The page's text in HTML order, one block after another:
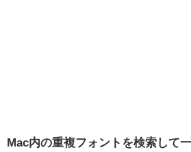
Mac内の重複フォントを検索して